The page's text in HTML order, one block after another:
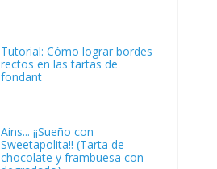
Tutorial: Cómo lograr bordes
rectos en las tartas de
fondant
Ains... ¡¡Sueño con
Sweetapolita!! (Tarta de
chocolate y frambuesa con